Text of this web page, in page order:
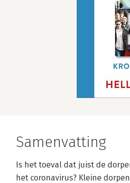
Samenvatting
Is het toeval dat juist de
het coronavirus? Kleine